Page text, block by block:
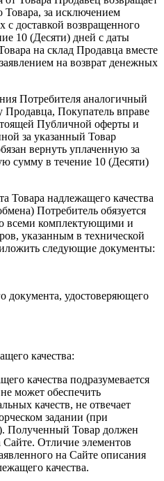
Товара, за исключением
с доставкой возвращенного
10 (Десяти) дней с даты
на склад Продавца вместе
на возврат денежных
Потребителя аналогичный
Продавца, Покупатель вправе
Публичной оферты и
за указанный Товар
вернуть уплаченную за
сумму в течение 10 (Десяти)
Товара надлежащего качества
Потребитель обязуется
всеми комплектующими и
указанным в технической
следующие документы:
документа, удостоверяющего
качества:
качества подразумевается
может обеспечить
качеств, не отвечает
задании (при
Полученный Товар должен
Сайте. Отличие элементов
на Сайте описания
качества.